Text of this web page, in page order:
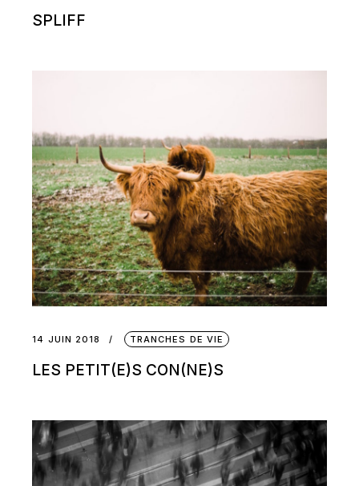
SPLIFF
14 JUIN 2018 TRANCHES DE VIE
LES PETIT(E)S CON(NE)S